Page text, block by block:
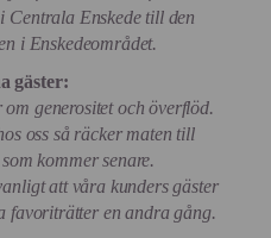
Enskede till den
i Enskedeområdet.
gäster:
generositet och överflöd.
oss så räcker maten till
kommer senare.
att våra kunders gäster
favoriträtter en andra gång.